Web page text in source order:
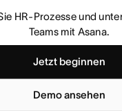
HR-Prozesse und
Teams mit Asana.
Jetzt beginnen
Demo ansehen